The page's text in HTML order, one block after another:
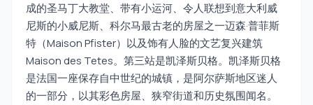
成的圣马丁大教堂、带有小运河、令人联想到意大利威
尼斯的小威尼斯、科尔马最古老的房屋之一迈森·普菲斯
特（Maison Pfister）以及饰有人脸的文艺复兴建筑
Maison des Tetes。第三站是凯泽斯贝格。凯泽斯贝格
是法国一座保存自中世纪的城镇，是阿尔萨斯地区迷人
的一部分，以其彩色房屋、狭窄街道和历史氛围闻名。